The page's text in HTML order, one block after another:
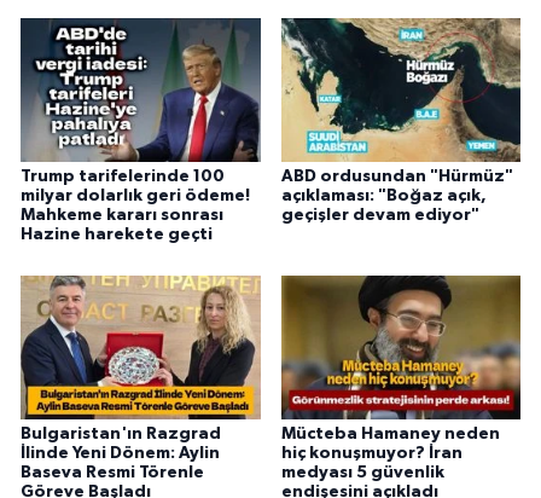
Trump tarifelerinde 100
milyar dolarlık geri ödeme!
Mahkeme kararı sonrası
Hazine harekete geçti
ABD ordusundan "Hürmüz"
açıklaması: "Boğaz açık,
geçişler devam ediyor"
Bulgaristan'ın Razgrad
İlinde Yeni Dönem: Aylin
Baseva Resmi Törenle
Göreve Başladı
Mücteba Hamaney neden
hiç konuşmuyor? İran
medyası 5 güvenlik
endişesini açıkladı